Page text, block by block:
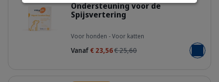
Ondersteuning voor de
Spijsvertering
Voor honden - Voor katten
Vanaf € 23,56€ 25,60 Voeg